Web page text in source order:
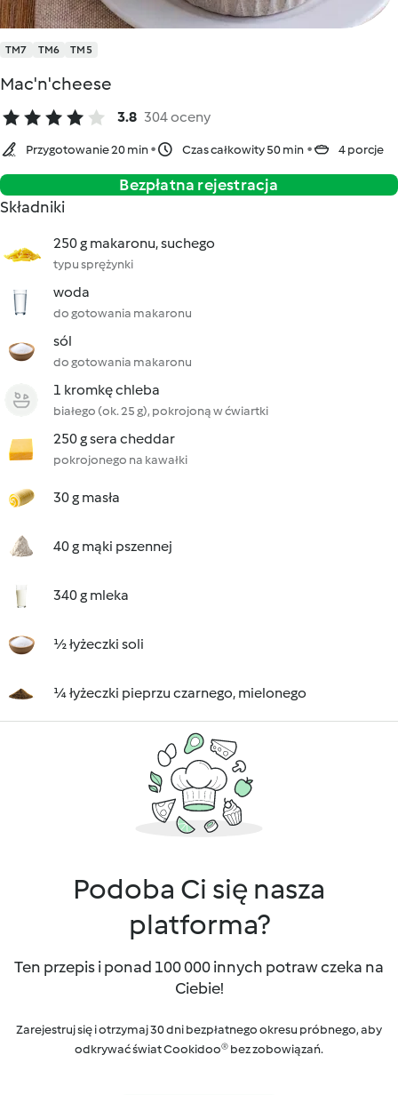
TM7 TM6 TM5
Mac'n'cheese
3.8 304 oceny
Przygotowanie 20 min Czas całkowity 50 min 4 porcje
Bezpłatna rejestracja
Składniki
250 g makaronu, suchego
typu sprężynki
woda
do gotowania makaronu
sól
do gotowania makaronu
1 kromkę chleba
białego (ok. 25 g), pokrojoną w ćwiartki
250 g sera cheddar
pokrojonego na kawałki
30 g masła
40 g mąki pszennej
340 g mleka
½ łyżeczki soli
¼ łyżeczki pieprzu czarnego, mielonego
Podoba Ci się nasza
platforma?
Ten przepis i ponad 100 000 innych potraw czeka na
Ciebie!
Zarejestruj się i otrzymaj 30 dni bezpłatnego okresu próbnego, aby
odkrywać świat Cookidoo® bez zobowiązań.